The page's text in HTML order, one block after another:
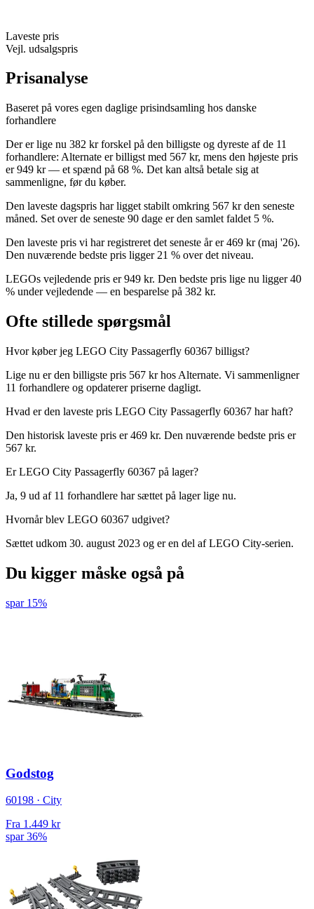
Laveste pris
Vejl. udsalgspris
Prisanalyse
Baseret på vores egen daglige prisindsamling hos danske
forhandlere
Der er lige nu 382 kr forskel på den billigste og dyreste af de 11
forhandlere: Alternate er billigst med 567 kr, mens den højeste pris
er 949 kr — et spænd på 68 %. Det kan altså betale sig at
sammenligne, før du køber.
Den laveste dagspris har ligget stabilt omkring 567 kr den seneste
måned. Set over de seneste 90 dage er den samlet faldet 5 %.
Den laveste pris vi har registreret det seneste år er 469 kr (maj '26).
Den nuværende bedste pris ligger 21 % over det niveau.
LEGOs vejledende pris er 949 kr. Den bedste pris lige nu ligger 40
% under vejledende — en besparelse på 382 kr.
Ofte stillede spørgsmål
Hvor køber jeg LEGO City Passagerfly 60367 billigst?
Lige nu er den billigste pris 567 kr hos Alternate. Vi sammenligner
11 forhandlere og opdaterer priserne dagligt.
Hvad er den laveste pris LEGO City Passagerfly 60367 har haft?
Den historisk laveste pris er 469 kr. Den nuværende bedste pris er
567 kr.
Er LEGO City Passagerfly 60367 på lager?
Ja, 9 ud af 11 forhandlere har sættet på lager lige nu.
Hvornår blev LEGO 60367 udgivet?
Sættet udkom 30. august 2023 og er en del af LEGO City-serien.
Du kigger måske også på
spar 15%
Godstog
60198 · City
Fra 1.449 kr
spar 36%